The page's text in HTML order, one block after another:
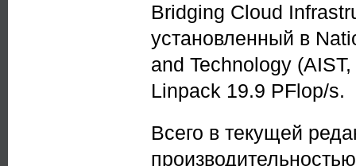
Bridging Cloud
установленный в
and Technology
Linpack 19.9 PFlop/s.
Всего в текущей